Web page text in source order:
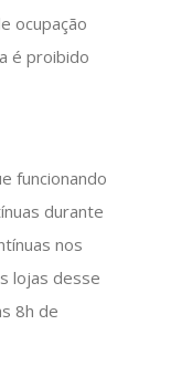
ocupação
é proibido
funcionando
durante
nos
lojas desse
8h de